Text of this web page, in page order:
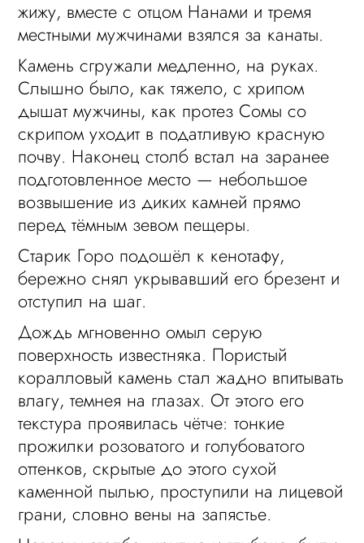
жижу, вместе с отцом Нанами и тремя
местными мужчинами взялся за канаты.
Камень сгружали медленно, на руках.
Слышно было, как тяжело, с хрипом
дышат мужчины, как протез Сомы со
скрипом уходит в податливую красную
почву. Наконец столб встал на заранее
подготовленное место — небольшое
возвышение из диких камней прямо
перед тёмным зевом пещеры.
Старик Горо подошёл к кенотафу,
бережно снял укрывавший его брезент и
отступил на шаг.
Дождь мгновенно омыл серую
поверхность известняка. Пористый
коралловый камень стал жадно впитывать
влагу, темнея на глазах. От этого его
текстура проявилась чётче: тонкие
прожилки розоватого и голубоватого
оттенков, скрытые до этого сухой
каменной пылью, проступили на лицевой
грани, словно вены на запястье.